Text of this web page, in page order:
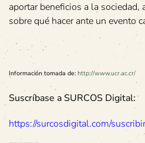
aportar beneficios a la sociedad,
sobre qué hacer ante un evento
Información tomada de: http://www.ucr.ac.cr/
Suscríbase a SURCOS Digital:
https://surcosdigital.com/